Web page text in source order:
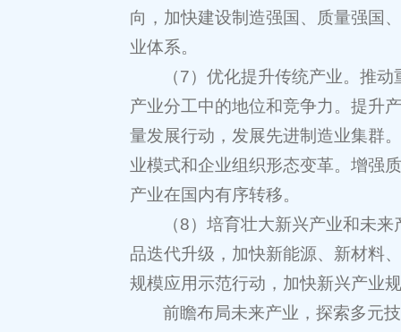
向，加快建设制造强国、质量强国
业体系。
（7）优化提升传统产业。推
产业分工中的地位和竞争力。提升
量发展行动，发展先进制造业集群
业模式和企业组织形态变革。增强
产业在国内有序转移。
（8）培育壮大新兴产业和未
品迭代升级，加快新能源、新材料
规模应用示范行动，加快新兴产业
前瞻布局未来产业，探索多元